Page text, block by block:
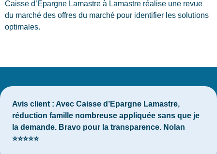
Caisse d’Epargne Lamastre à Lamastre réalise une revue
du marché des offres du marché pour identifier les solutions
optimales.
Avis client : Avec Caisse d’Epargne Lamastre,
réduction famille nombreuse appliquée sans que je
la demande. Bravo pour la transparence. Nolan
⭐⭐⭐⭐⭐